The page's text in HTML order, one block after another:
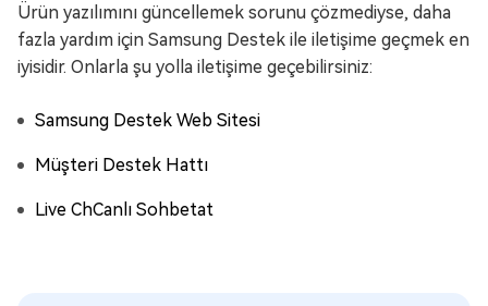
Ürün yazılımını güncellemek sorunu çözmediyse, daha
fazla yardım için Samsung Destek ile iletişime geçmek en
iyisidir. Onlarla şu yolla iletişime geçebilirsiniz:
Samsung Destek Web Sitesi
Müşteri Destek Hattı
Live ChCanlı Sohbetat